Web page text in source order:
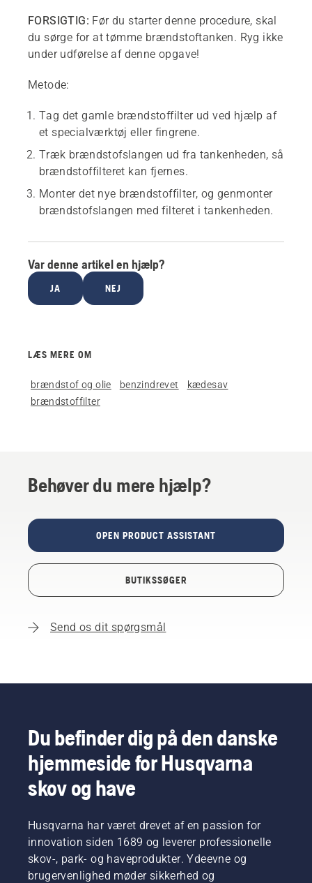
FORSIGTIG: Før du starter denne procedure, skal
du sørge for at tømme brændstoftanken. Ryg ikke
under udførelse af denne opgave!
Metode:
Tag det gamle brændstoffilter ud ved hjælp af
et specialværktøj eller fingrene.
Træk brændstofslangen ud fra tankenheden, så
brændstoffilteret kan fjernes.
Monter det nye brændstoffilter, og genmonter
brændstofslangen med filteret i tankenheden.
Var denne artikel en hjælp?
JA NEJ
LÆS MERE OM
brændstof og olie benzindrevet
kædesav
brændstoffilter
Behøver du mere hjælp?
OPEN PRODUCT ASSISTANT
BUTIKSSØGER
Send os dit spørgsmål
Du befinder dig på den danske
hjemmeside for Husqvarna
skov og have
Husqvarna har været drevet af en passion for
innovation siden 1689 og leverer professionelle
skov-, park- og haveprodukter. Ydeevne og
brugervenlighed møder sikkerhed og